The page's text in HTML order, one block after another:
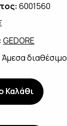
6001560
GEDORE
Άμεσα διαθέσιμο
Καλάθι